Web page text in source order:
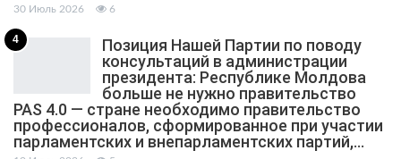
30 Июль 2026 6
4
Позиция Нашей Партии по поводу
консультаций в администрации
президента: Республике Молдова
больше не нужно правительство
PAS 4.0 — стране необходимо правительство
профессионалов, сформированное при участии
парламентских и внепарламентских партий,…